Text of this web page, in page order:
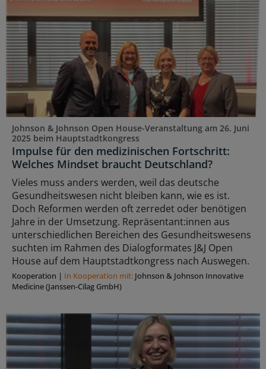
Johnson & Johnson Open House-Veranstaltung am 26. Juni
2025 beim Hauptstadtkongress
Impulse für den medizinischen Fortschritt:
Welches Mindset braucht Deutschland?
Vieles muss anders werden, weil das deutsche
Gesundheitswesen nicht bleiben kann, wie es ist.
Doch Reformen werden oft zerredet oder benötigen
Jahre in der Umsetzung. Repräsentant:innen aus
unterschiedlichen Bereichen des Gesundheitswesens
suchten im Rahmen des Dialogformates J&J Open
House auf dem Hauptstadtkongress nach Auswegen.
Kooperation | In Kooperation mit: Johnson & Johnson Innovative
Medicine (Janssen-Cilag GmbH)